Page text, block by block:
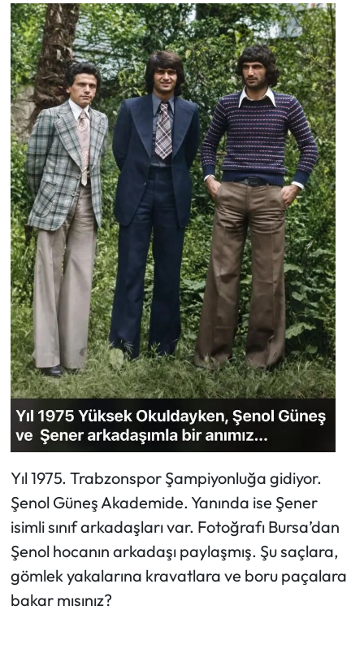
Yıl 1975. Trabzonspor Şampiyonluğa gidiyor.
Şenol Güneş Akademide. Yanında ise Şener
isimli sınıf arkadaşları var. Fotoğrafı Bursa’dan
Şenol hocanın arkadaşı paylaşmış. Şu saçlara,
gömlek yakalarına kravatlara ve boru paçalara
bakar mısınız?